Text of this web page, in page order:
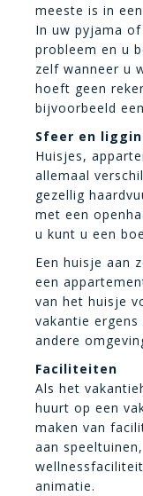
meeste is in
In uw pyjama
probleem en u
zelf wanneer u
hoeft geen
bijvoorbeeld
Sfeer en
Huisjes,
allemaal
gezellig
met een
u kunt u een
Een huisje aan
een
van het huisje
vakantie
andere
Faciliteiten
Als het
huurt op een
maken van
aan
animatie.